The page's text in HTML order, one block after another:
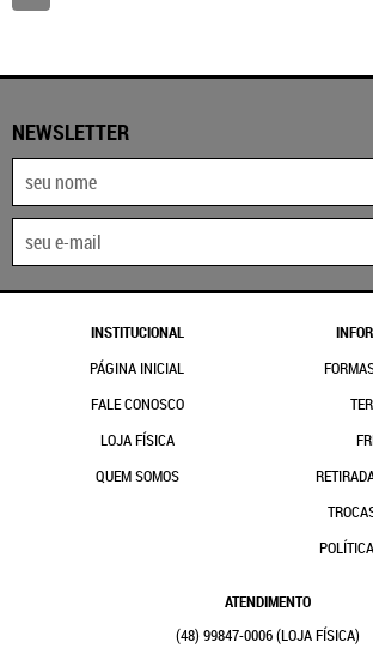
NEWSLETTER
INSTITUCIONAL
PÁGINA INICIAL
FALE CONOSCO
LOJA FÍSICA
QUEM SOMOS
ATENDIMENTO
(48) 99847-0006